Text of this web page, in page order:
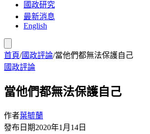
國政研究
最新消息
English
首頁/國政評論/當他們都無法保護自己
國政評論
當他們都無法保護自己
作者葉毓蘭
發布日期2020年1月14日